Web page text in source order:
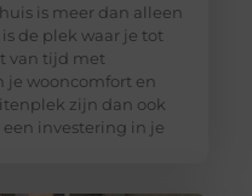
is meer dan alleen
de plek waar je tot
van tijd met
je wooncomfort en
zijn dan ook
investering in je